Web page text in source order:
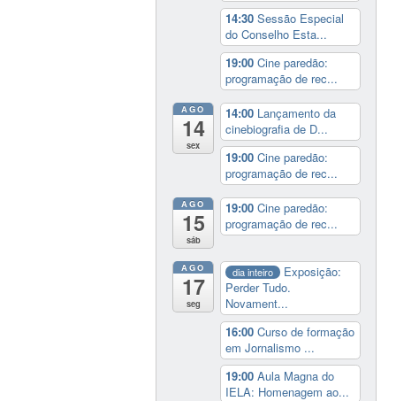
14:30Sessão Especial
do Conselho Esta...
19:00Cine paredão:
programação de rec...
AGO
14
sex
14:00 Lançamento da
cinebiografia de D...
19:00Cine paredão:
programação de rec...
AGO
15
sáb
19:00Cine paredão:
programação de rec...
AGO
17
seg
dia inteiro
Exposição:
Perder Tudo.
Novament...
16:00Curso de formação
em Jornalismo ...
19:00Aula Magna do
IELA: Homenagem ao...